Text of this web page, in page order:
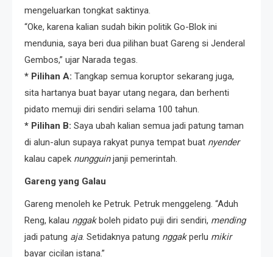
mengeluarkan tongkat saktinya.
“Oke, karena kalian sudah bikin politik Go-Blok ini
mendunia, saya beri dua pilihan buat Gareng si Jenderal
Gembos,” ujar Narada tegas.
* Pilihan A: Tangkap semua koruptor sekarang juga,
sita hartanya buat bayar utang negara, dan berhenti
pidato memuji diri sendiri selama 100 tahun.
* Pilihan B: Saya ubah kalian semua jadi patung taman
di alun-alun supaya rakyat punya tempat buat nyender
kalau capek nungguinjanji pemerintah.
Gareng yang Galau
Gareng menoleh ke Petruk. Petruk menggeleng. “Aduh
Reng, kalau nggakboleh pidato puji diri sendiri, mending
jadi patung aja. Setidaknya patung nggakperlu mikir
bayar cicilan istana.”